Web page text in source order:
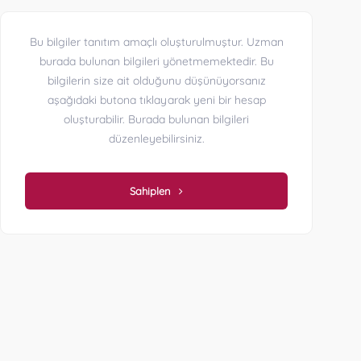
Bu bilgiler tanıtım amaçlı oluşturulmuştur. Uzman
burada bulunan bilgileri yönetmemektedir. Bu
bilgilerin size ait olduğunu düşünüyorsanız
aşağıdaki butona tıklayarak yeni bir hesap
oluşturabilir. Burada bulunan bilgileri
düzenleyebilirsiniz.
Sahiplen